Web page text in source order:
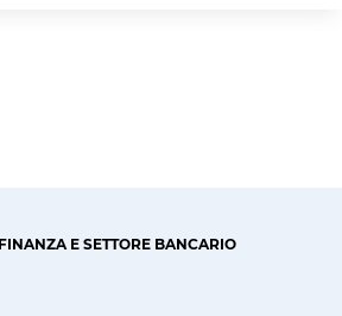
E SETTORE BANCARIO